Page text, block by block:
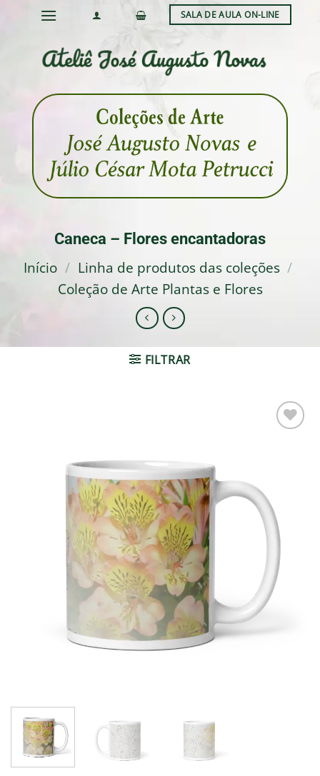
SALA DE AULA ON-LINE
Caneca – Flores encantadoras
Início / Linha de produtos das coleções /
Coleção de Arte Plantas e Flores
FILTRAR